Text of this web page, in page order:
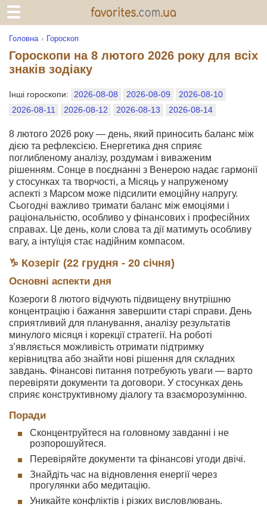
Головна Гороскоп
Гороскопи на 8 лютого 2026 року для всіх
знаків зодіаку
Інші гороскопи: 2026-08-08 2026-08-09
2026-08-10
2026-08-11
2026-08-12 2026-08-13 2026-08-14
8 лютого 2026 року — день, який приносить баланс між
дією та рефлексією. Енергетика дня сприяє
поглибленому аналізу, роздумам і виваженим
рішенням. Сонце в поєднанні з Венерою надає гармонії
у стосунках та творчості, а Місяць у напруженому
аспекті з Марсом може підсилити емоційну напругу.
Сьогодні важливо тримати баланс між емоціями і
раціональністю, особливо у фінансових і професійних
справах. Це день, коли слова та дії матимуть особливу
вагу, а інтуїція стає надійним компасом.
♑ Козеріг (22 грудня - 20 січня)
Основні аспекти дня
Козероги 8 лютого відчують підвищену внутрішню
концентрацію і бажання завершити старі справи. День
сприятливий для планування, аналізу результатів
минулого місяця і корекції стратегії. На роботі
з’являється можливість отримати підтримку
керівництва або знайти нові рішення для складних
завдань. Фінансові питання потребують уваги — варто
перевіряти документи та договори. У стосунках день
сприяє конструктивному діалогу та взаєморозумінню.
Поради
Сконцентруйтеся на головному завданні і не
розпорошуйтеся.
Перевіряйте документи та фінансові угоди двічі.
Знайдіть час на відновлення енергії через
прогулянки або медитацію.
Уникайте конфліктів і різких висловлювань.